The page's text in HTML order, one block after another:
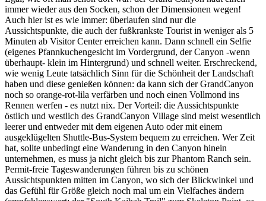
immer wieder aus den Socken, schon der Dimensionen wegen!
Auch hier ist es wie immer: überlaufen sind nur die
Aussichtspunkte, die auch der fußkrankste Tourist in weniger als 5
Minuten ab Visitor Center erreichen kann. Dann schnell ein Selfie
(eigenes Pfannkuchengesicht im Vordergrund, der Canyon -wenn
überhaupt- klein im Hintergrund) und schnell weiter. Erschreckend,
wie wenig Leute tatsächlich Sinn für die Schönheit der Landschaft
haben und diese genießen können: da kann sich der GrandCanyon
noch so orange-rot-lila verfärben und noch einen Vollmond ins
Rennen werfen - es nutzt nix. Der Vorteil: die Aussichtspunkte
östlich und westlich des GrandCanyon Village sind meist wesentlich
leerer und entweder mit dem eigenen Auto oder mit einem
ausgeklügelten Shuttle-Bus-System bequem zu erreichen. Wer Zeit
hat, sollte unbedingt eine Wanderung in den Canyon hinein
unternehmen, es muss ja nicht gleich bis zur Phantom Ranch sein.
Permit-freie Tageswanderungen führen bis zu schönen
Aussichtspunkten mitten im Canyon, wo sich der Blickwinkel und
das Gefühl für Größe gleich noch mal um ein Vielfaches ändern